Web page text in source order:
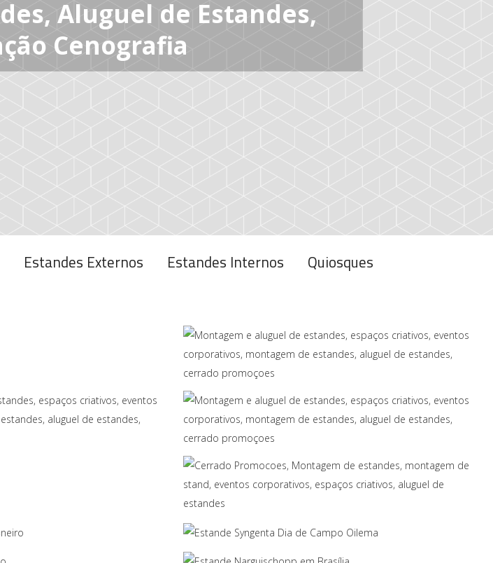
Estandes Externos Estandes Internos Quiosques